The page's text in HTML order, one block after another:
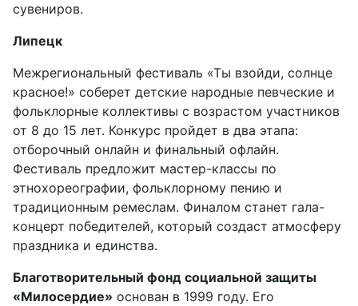
сувениров.
Липецк
Межрегиональный фестиваль «Ты взойди, солнце
красное!» соберет детские народные певческие и
фольклорные коллективы с возрастом участников
от 8 до 15 лет. Конкурс пройдет в два этапа:
отборочный онлайн и финальный офлайн.
Фестиваль предложит мастер-классы по
этнохореографии, фольклорному пению и
традиционным ремеслам. Финалом станет гала-
концерт победителей, который создаст атмосферу
праздника и единства.
Благотворительный фонд социальной защиты
«Милосердие» основан в 1999 году. Его